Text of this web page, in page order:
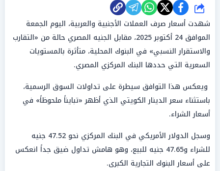
شارك
شهدت أسعار صرف العملات الأجنبية والعربية، اليوم الجمعة
الموافق 24 أكتوبر 2025، مقابل الجنيه المصري حالة من «التقارب
والاستقرار النسبي» في البنوك المحلية، متأثرة بالمستويات
السعرية التي حددها البنك المركزي المصري.
ويعكس هذا التوافق سيطرة على تداولات السوق الرسمية،
باستثناء سعر الدينار الكويتي الذي أظهر «تبايناً ملحوظاً» في
أسعار الشراء.
وسجل الدولار الأمريكي في البنك المركزي نحو 47.52 جنيه
للشراء و47.65 جنيه للبيع، وهو هامش تداول ضيق جداً انعكس
على أسعار البنوك التجارية الكبرى.